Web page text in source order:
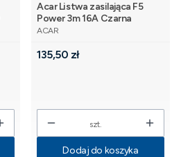
Acar Listwa zasilająca F5
Power 3m 16A Czarna
PRODUCENT
ACAR
Cena
135,50 zł
szt.
Dodaj do koszyka